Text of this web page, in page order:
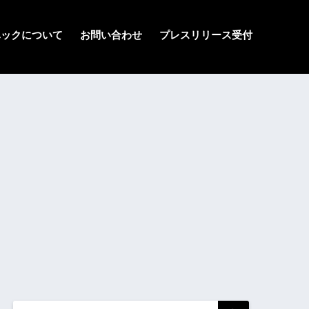
クについて お問い合わせ プレスリリース受付